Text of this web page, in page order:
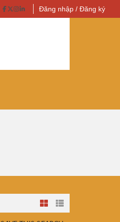
Đăng nhập / Đăng ký